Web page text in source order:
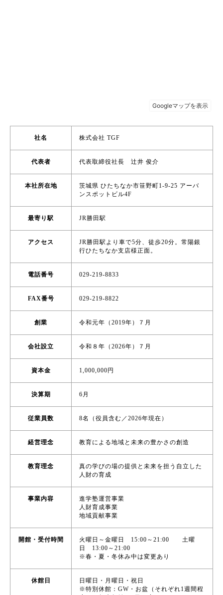
社名 株式会社 TGF
代表者 代表取締役社長 辻井 俊介
本社所在地
茨城県 ひたちなか市笹野町1-9-25 アーバ
ンスポットビル4F
最寄り駅 JR勝田駅
アクセス
JR勝田駅より車で5分、徒歩20分。常陽銀
行ひたちなか支店様正面。
電話番号 029-219-8833
FAX番号 029-219-8822
創業 令和元年（2019年）７月
会社設立 令和８年（2026年）７月
資本金 1,000,000円
決算期 6月
従業員数 8名（役員含む／2026年現在）
経営理念 教育による地域と未来の豊かさの創造
教育理念
真の学びの場の提供と未来を担う自立した
人財の育成
事業内容
進学塾運営事業
人財育成事業
地域貢献事業
開館・受付時間
火曜日～金曜日 15:00～21:00 土曜
日 13:00～21:00
※春・夏・冬休み中は変更あり
休館日
日曜日・月曜日・祝日
※特別休館：GW・お盆（それぞれ1週間程